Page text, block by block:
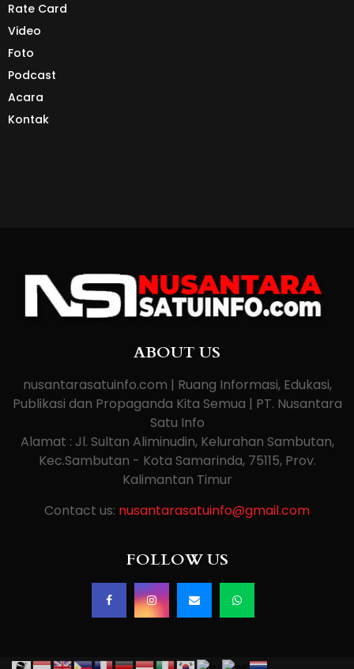
Rate Card
Video
Foto
Podcast
Acara
Kontak
ABOUT US
nusantarasatuinfo.com | Ruang Informasi, Edukasi,
Publikasi dan Propaganda Kita Semua | PT. Nusantara
Satu Info
Alamat : Jl. Sultan Aliminudin, Kelurahan Sambutan,
Kec.Sambutan - Kota Samarinda, 75115, Prov.
Kalimantan Timur
Contact us: nusantarasatuinfo@gmail.com
FOLLOW US